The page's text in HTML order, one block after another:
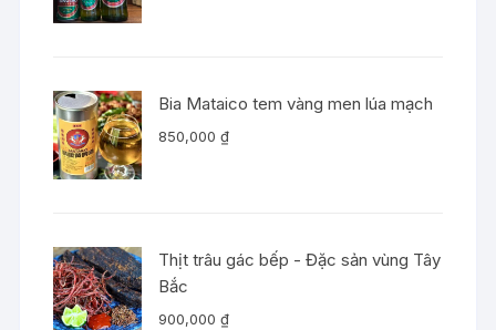
Bia Mataico tem vàng men lúa mạch
850,000₫
Thịt trâu gác bếp - Đặc sản vùng Tây
Bắc
900,000₫